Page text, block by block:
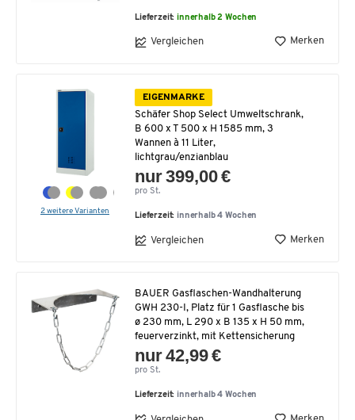
Lieferzeit:innerhalb 2 Wochen
Vergleichen Merken
2 weitere Varianten
EIGENMARKE
Schäfer Shop Select Umweltschrank,
B 600 x T 500 x H 1585 mm, 3
Wannen à 11 Liter,
lichtgrau/enzianblau
nur 399,00 €
pro St.
Lieferzeit: innerhalb 4 Wochen
Vergleichen Merken
BAUER Gasflaschen-Wandhalterung
GWH 230-I, Platz für 1 Gasflasche bis
ø 230 mm, L 290 x B 135 x H 50 mm,
feuerverzinkt, mit Kettensicherung
nur 42,99 €
pro St.
Lieferzeit: innerhalb 4 Wochen